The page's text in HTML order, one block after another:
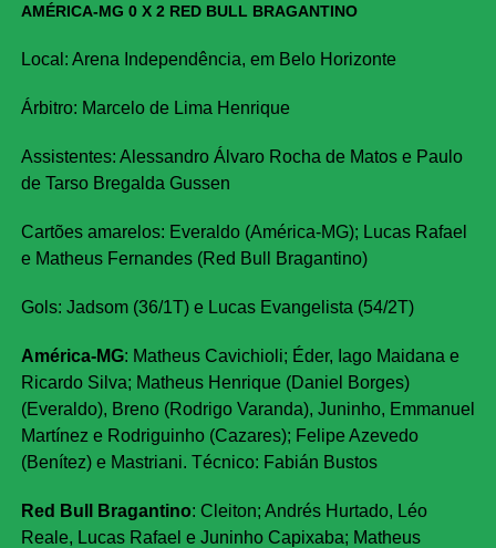
AMÉRICA-MG 0 X 2 RED BULL BRAGANTINO
Local: Arena Independência, em Belo Horizonte
Árbitro: Marcelo de Lima Henrique
Assistentes: Alessandro Álvaro Rocha de Matos e Paulo
de Tarso Bregalda Gussen
Cartões amarelos: Everaldo (América-MG); Lucas Rafael
e Matheus Fernandes (Red Bull Bragantino)
Gols: Jadsom (36/1T) e Lucas Evangelista (54/2T)
América-MG: Matheus Cavichioli; Éder, Iago Maidana e
Ricardo Silva; Matheus Henrique (Daniel Borges)
(Everaldo), Breno (Rodrigo Varanda), Juninho, Emmanuel
Martínez e Rodriguinho (Cazares); Felipe Azevedo
(Benítez) e Mastriani. Técnico: Fabián Bustos
Red Bull Bragantino: Cleiton; Andrés Hurtado, Léo
Reale, Lucas Rafael e Juninho Capixaba; Matheus